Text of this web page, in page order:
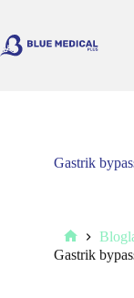
content
Gastrik
Home
Gastrik